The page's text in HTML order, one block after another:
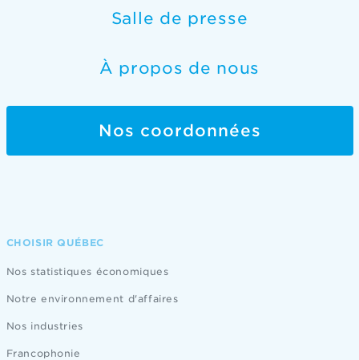
Salle de presse
À propos de nous
Nos coordonnées
CHOISIR QUÉBEC
Nos statistiques économiques
Notre environnement d'affaires
Nos industries
Francophonie